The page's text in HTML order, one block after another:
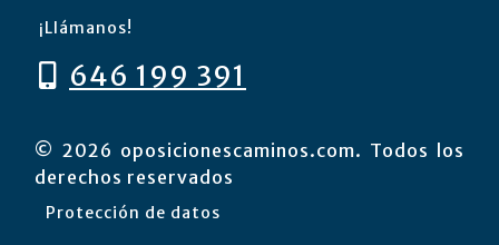
¡Llámanos!
646 199 391
© 2026 oposicionescaminos.com. Todos los
derechos reservados
Protección de datos